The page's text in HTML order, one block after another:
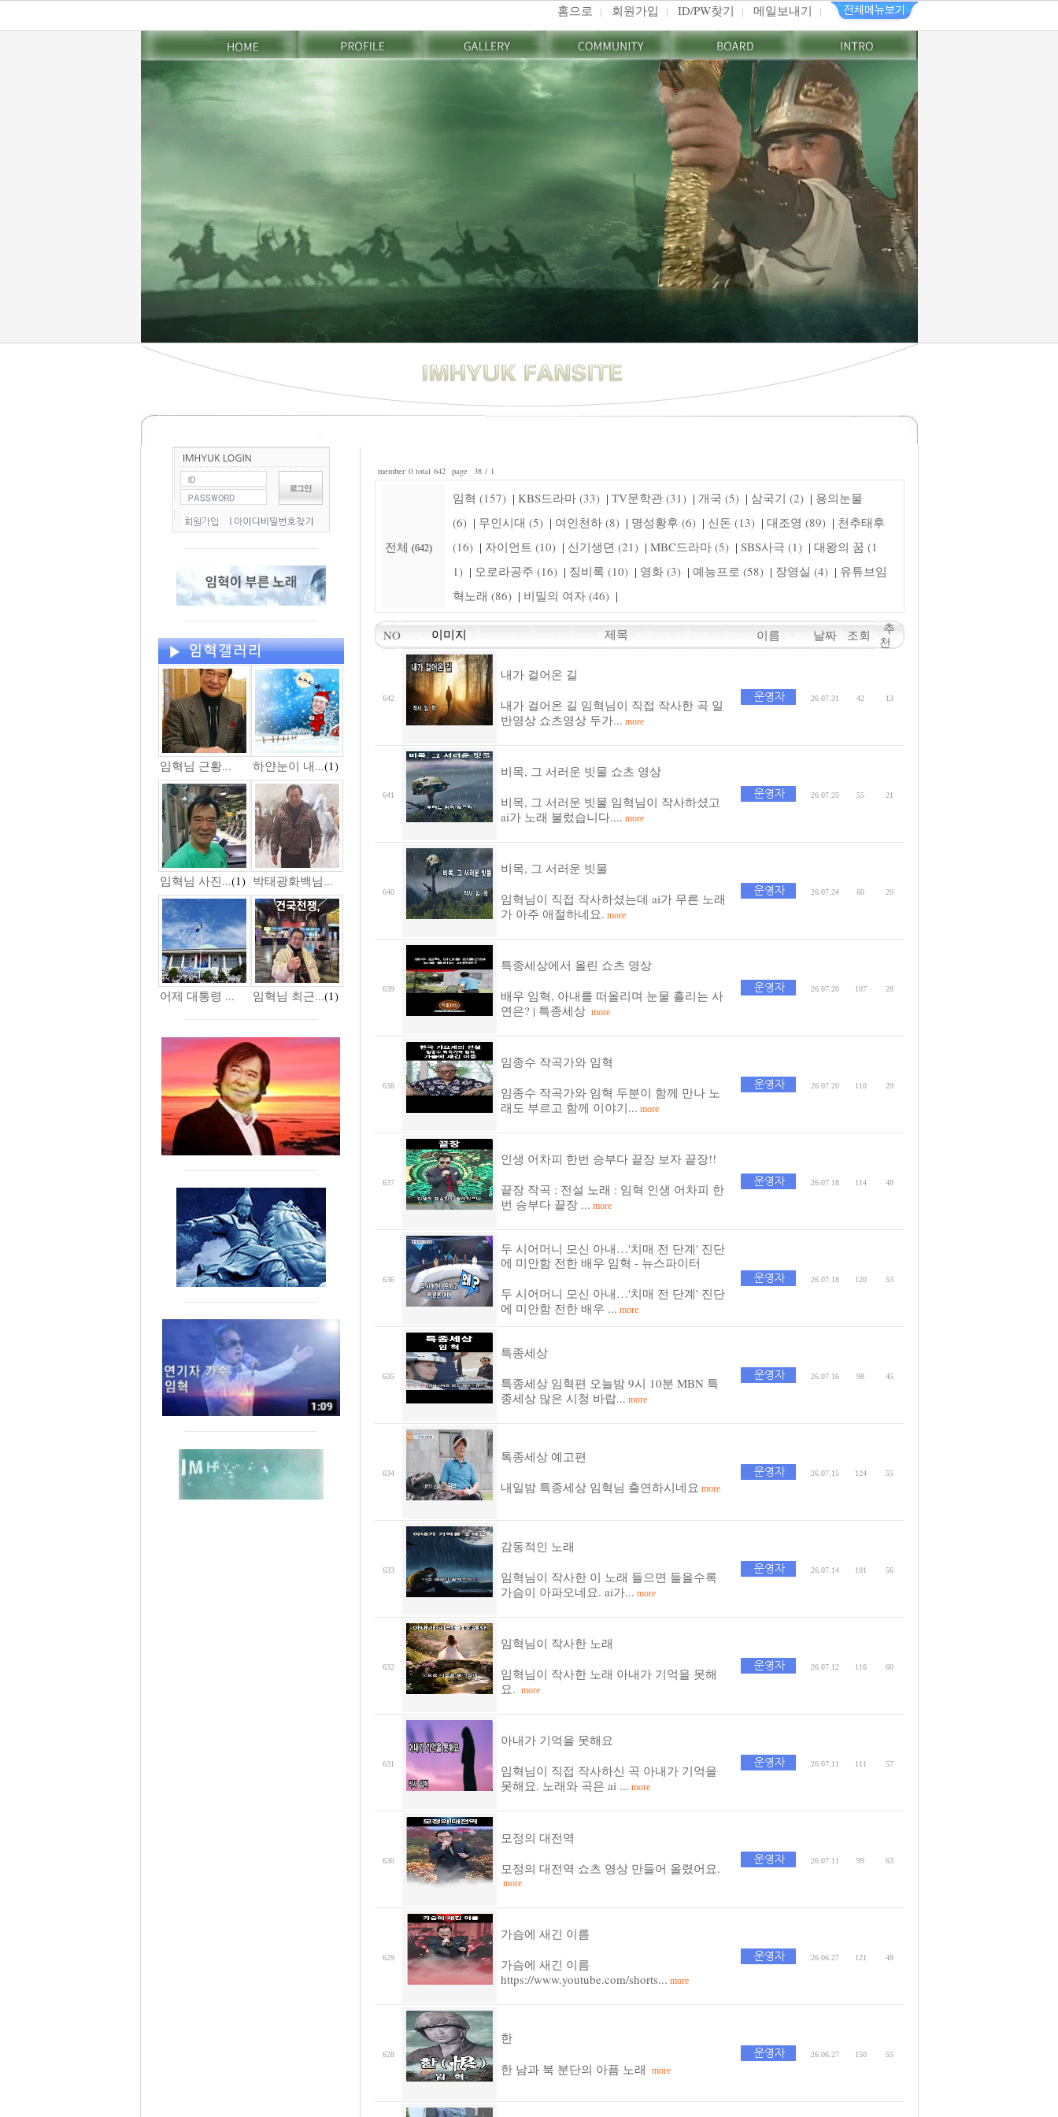
홈으로 회원가입 ID/PW찾기 메일보내기
임혁님 근황... 하얀눈이 내...(1)
임혁님 사진...(1) 박태광화백님...
어제 대통령 ... 임혁님 최근...(1)
member 0 total 642 page 38 / 1
전체 (642)
임혁 (157) | KBS드라마 (33) | TV문학관 (31) | 개국 (5) | 삼국기 (2) | 용의눈물
(6) | 무인시대 (5) | 여인천하 (8) | 명성황후 (6) | 신돈 (13) | 대조영 (89) | 천추태후
(16) | 자이언트 (10) | 신기생뎐 (21) | MBC드라마 (5) | SBS사극 (1) | 대왕의 꿈 (1
1) | 오로라공주 (16) | 징비록 (10) | 영화 (3) | 예능프로 (58) | 장영실 (4) | 유튜브임
혁노래 (86) | 비밀의 여자 (46) |
NO 이미지 제목 이름 날짜 조회
추
천
642
내가 걸어온 길
내가 걸어온 길 임혁님이 직접 작사한 곡 일
반영상 쇼츠영상 두가... more
26.07.31 42 13
641
비목, 그 서러운 빗물 쇼츠 영상
비목, 그 서러운 빗물 임혁님이 작사하셨고
ai가 노래 불렀습니다.... more
26.07.25 55 21
640
비목, 그 서러운 빗물
임혁님이 직접 작사하셨는데 ai가 무른 노래
가 아주 애절하네요. more
26.07.24 60 20
639
특종세상에서 올린 쇼츠 영상
배우 임혁, 아내를 떠올리며 눈물 흘리는 사
연은? | 특종세상 more
26.07.20 107 28
638
임종수 작곡가와 임혁
임종수 작곡가와 임혁 두분이 함께 만나 노
래도 부르고 함께 이야기... more
26.07.20 110 29
637
인생 어차피 한번 승부다 끝장 보자 끝장!!
끝장 작곡 : 전설 노래 : 임혁 인생 어차피 한
번 승부다 끝장 ... more
26.07.18 114 48
636
두 시어머니 모신 아내…'치매 전 단계' 진단
에 미안함 전한 배우 임혁 - 뉴스파이터
두 시어머니 모신 아내…'치매 전 단계' 진단
에 미안함 전한 배우 ... more
26.07.18 120 53
635
특종세상
특종세상 임혁편 오늘밤 9시 10분 MBN 특
종세상 많은 시청 바랍... more
26.07.16 98 45
634
톡종세상 예고편
내일밤 특종세상 임혁님 출연하시네요 more
26.07.15 124 55
633
감동적인 노래
임혁님이 작사한 이 노래 들으면 들을수록
가슴이 아파오네요. ai가... more
26.07.14 101 56
632
임혁님이 작사한 노래
임혁님이 작사한 노래 아내가 기억을 못해
요. more
26.07.12 116 60
631
아내가 기억을 못해요
임혁님이 직접 작사하신 곡 아내가 기억을
못해요. 노래와 곡은 ai ... more
26.07.11 111 57
630
모정의 대전역
모정의 대전역 쇼츠 영상 만들어 올렸어요.
more
26.07.11 99 63
629
가슴에 새긴 이름
가슴에 새긴 이름
https://www.youtube.com/shorts... more
26.06.27 121 48
628
한
한 남과 북 분단의 아픔 노래
more
26.06.27 150 55